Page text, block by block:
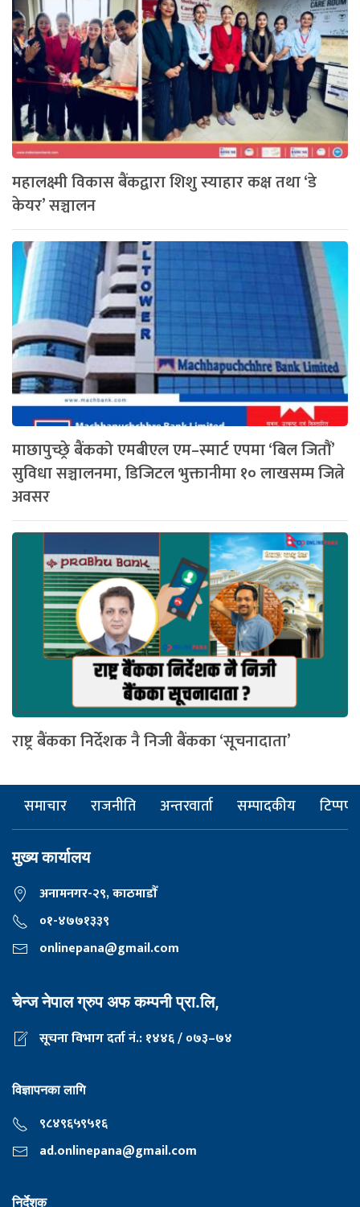
महालक्ष्मी विकास बैंकद्वारा शिशु स्याहार कक्ष तथा ‘डे
केयर’ सञ्चालन
माछापुच्छ्रे बैंकको एमबीएल एम–स्मार्ट एपमा ‘बिल जितौं’
सुविधा सञ्चालनमा, डिजिटल भुक्तानीमा १० लाखसम्म जित्ने
अवसर
राष्ट्र बैंकका निर्देशक नै निजी बैंकका ‘सूचनादाता’
समाचार राजनीति अन्तरवार्ता सम्पादकीय टिप्पणी
मुख्य कार्यालय
अनामनगर-२९, काठमाडाैँ
०१-४७७१३३९
onlinepana@gmail.com
चेन्ज नेपाल ग्रुप अफ कम्पनी प्रा.लि,
सूचना विभाग दर्ता नं.: १४४६ / ०७३–७४
विज्ञापनका लागि
९८४९६५९५१६
ad.onlinepana@gmail.com
निर्देशक